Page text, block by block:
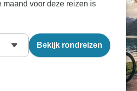
maand voor deze reizen is
Bekijk rondreizen